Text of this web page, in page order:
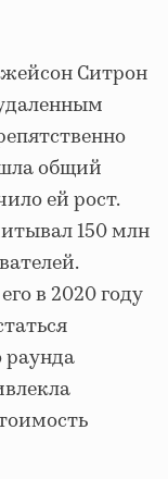
Ситрон
общий
ей рост.
150 млн
в 2020 году
раунда